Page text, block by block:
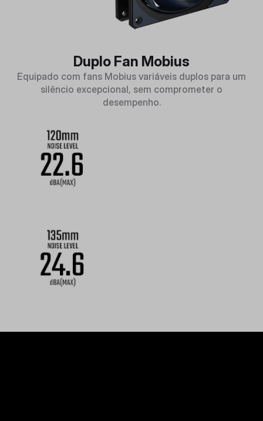
Duplo Fan Mobius
Equipado com fans Mobius variáveis duplos para um
silêncio excepcional, sem comprometer o
desempenho.